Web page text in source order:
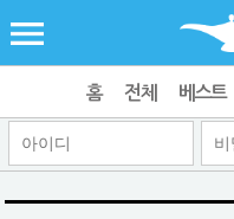
홈 전체 베스트